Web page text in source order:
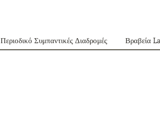
Περιοδικό Συμπαντικές Διαδρομές Βραβεία